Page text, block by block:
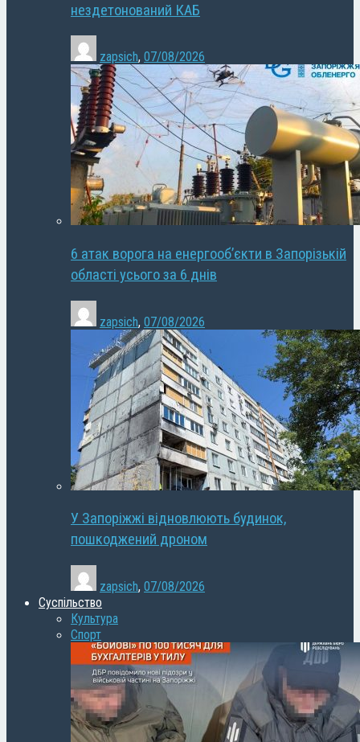
нездетонований КАБ
zapsich, 07/08/2026
6 атак ворога на енергооб’єкти в Запорізькій
області усього за 6 днів
zapsich, 07/08/2026
У Запоріжжі відновлюють будинок,
пошкоджений дроном
zapsich, 07/08/2026
Суспільство
Культура
Спорт